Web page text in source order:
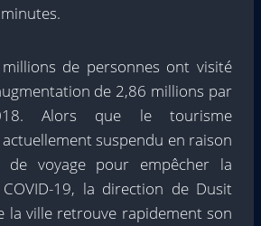
de personnes ont visité
de 2,86 millions par
Alors que le tourisme
suspendu en raison
de voyage pour empêcher la
19, la direction de Dusit
la ville retrouve rapidement son